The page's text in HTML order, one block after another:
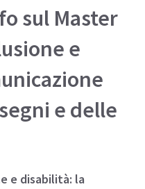
sul Master
e
e delle
e disabilità: la